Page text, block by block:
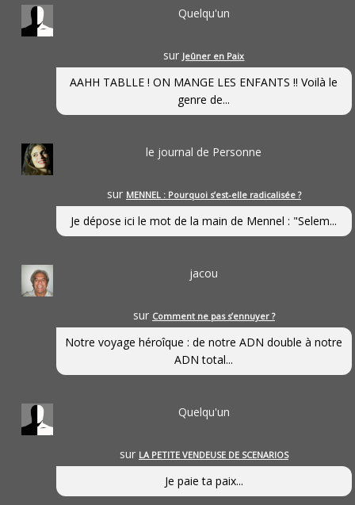
Quelqu'un
sur Jeûner en Paix
AAHH TABLLE ! ON MANGE LES ENFANTS !! Voilà le
genre de...
le journal de Personne
sur MENNEL : Pourquoi s’est-elle radicalisée ?
Je dépose ici le mot de la main de Mennel : "Selem...
jacou
sur Comment ne pas s’ennuyer ?
Notre voyage héroîque : de notre ADN double à notre
ADN total...
Quelqu'un
sur LA PETITE VENDEUSE DE SCENARIOS
Je paie ta paix...